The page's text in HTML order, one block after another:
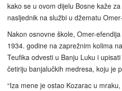
kako se u ovom dijelu Bosne kaže
nasljednik na službi u džematu
Nakon osnovne škole, Omer-
1934. godine na zaprežnim kolima
Teufika odvesti u Banju Luku i
četiriju banjalučkih medresa, koju je
“Iza mene je ostao Kozarac u